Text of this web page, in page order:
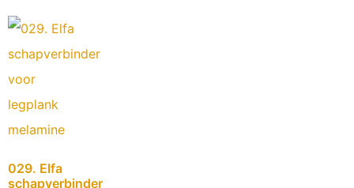
029. Elfa
schapverbinder